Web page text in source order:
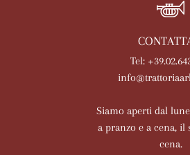
Tel:
Siamo aperti dal
a pranzo e a cena, il
cena.